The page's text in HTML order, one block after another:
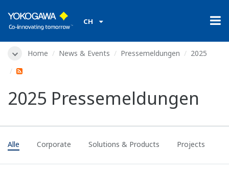
CH
Home News & Events Pressemeldungen 2025
2025 Pressemeldungen
Alle Corporate Solutions & Products Projects